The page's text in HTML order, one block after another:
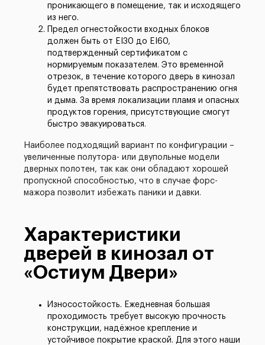
проникающего в помещение, так и исходящего
из него.
Предел огнестойкости входных блоков
должен быть от EI30 до EI60,
подтвержденный сертификатом с
нормируемым показателем. Это временной
отрезок, в течение которого дверь в кинозал
будет препятствовать распространению огня
и дыма. За время локализации пламя и опасных
продуктов горения, присутствующие смогут
быстро эвакуироваться.
Наиболее подходящий вариант по конфигурации –
увеличенные полутора- или двупольные модели
дверных полотен, так как они обладают хорошей
пропускной способностью, что в случае форс-
мажора позволит избежать паники и давки.
Характеристики
дверей в кинозал от
«Остиум Двери»
Износостойкость. Ежедневная большая
проходимость требует высокую прочность
конструкции, надёжное крепление и
устойчивое покрытие краской. Для этого наши